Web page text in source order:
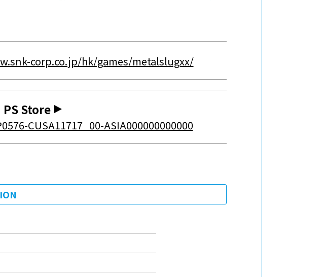
corp.co.jp/hk/games/metalslugxx/
PS Store
CUSA11717_00-ASIA000000000000